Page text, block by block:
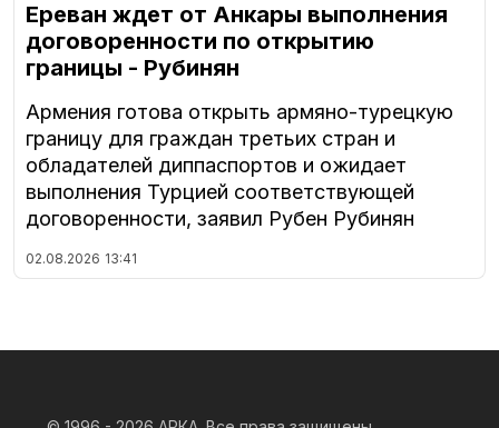
Ереван ждет от Анкары выполнения
договоренности по открытию
границы - Рубинян
Армения готова открыть армяно-турецкую
границу для граждан третьих стран и
обладателей диппаспортов и ожидает
выполнения Турцией соответствующей
договоренности, заявил Рубен Рубинян
02.08.2026 13:41